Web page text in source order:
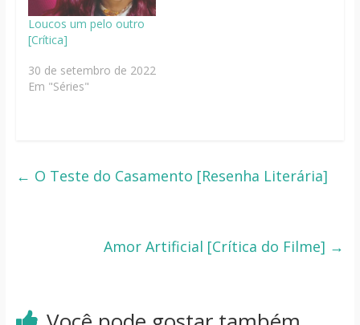
Loucos um pelo outro
[Crítica]
30 de setembro de 2022
Em "Séries"
← O Teste do Casamento [Resenha Literária]
Amor Artificial [Crítica do Filme] →